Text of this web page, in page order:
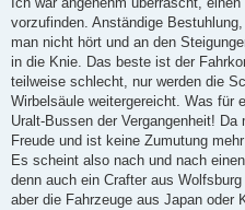
vorzufinden. Anständige
man nicht hört und an den
in die Knie. Das beste ist der
teilweise schlecht, nur werden die
Wirbelsäule weitergereicht. Was für
Uralt-Bussen der Vergangenheit!
Freude und ist keine Zumutung
Es scheint also nach und nach
denn auch ein Crafter aus
aber die Fahrzeuge aus Japan oder